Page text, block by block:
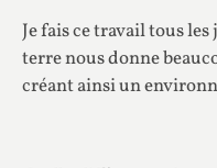
Je fais ce travail tous
terre nous donne
créant ainsi un